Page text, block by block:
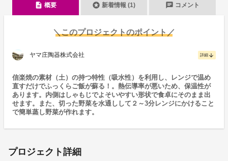
description 概要 stars 新着情報 (1) chat コメント
＼このプロジェクトのポイント／
ヤマ庄陶器株式会社 詳細 arrow_downward
信楽焼の素材（土）の持つ特性（吸水性）を利用し、レンジで温め
直すだけでふっくらご飯が蘇る！。熱伝導率が悪いため、保温性が
あります。内側はしゃもじでよそいやすい形状で食卓にそのまま出
せます。また、切った野菜を水通しして２～3分レンジにかけること
で簡単蒸し野菜が作れます。
プロジェクト詳細